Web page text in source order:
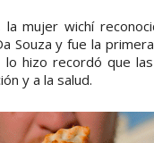
la mujer wichí
Souza y fue la
hizo recordó que
y a la salud.